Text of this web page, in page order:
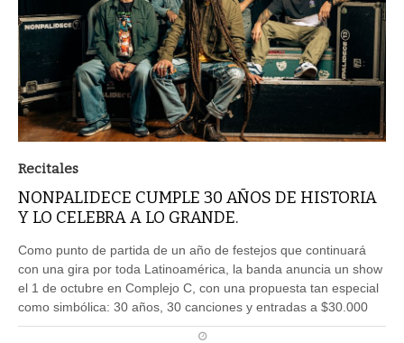
Recitales
NONPALIDECE CUMPLE 30 AÑOS DE HISTORIA
Y LO CELEBRA A LO GRANDE.
Como punto de partida de un año de festejos que continuará
con una gira por toda Latinoamérica, la banda anuncia un show
el 1 de octubre en Complejo C, con una propuesta tan especial
como simbólica: 30 años, 30 canciones y entradas a $30.000